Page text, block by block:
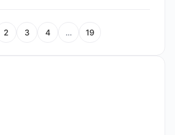
2 3 4 … 19